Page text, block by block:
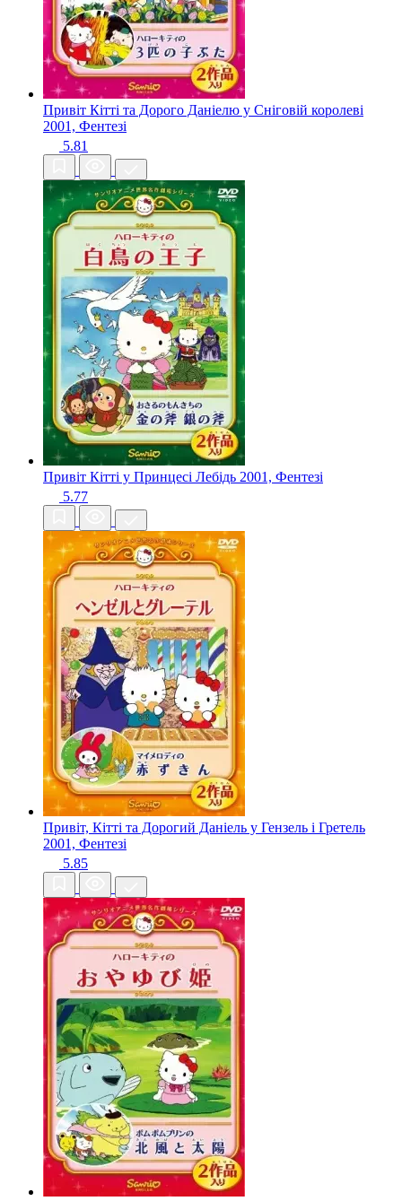
Привіт Кітті та Дорого Даніелю у Сніговій королеві
2001, Фентезі
5.81
Привіт Кітті у Принцесі Лебідь 2001, Фентезі
5.77
Привіт, Кітті та Дорогий Даніель у Гензель і Гретель
2001, Фентезі
5.85